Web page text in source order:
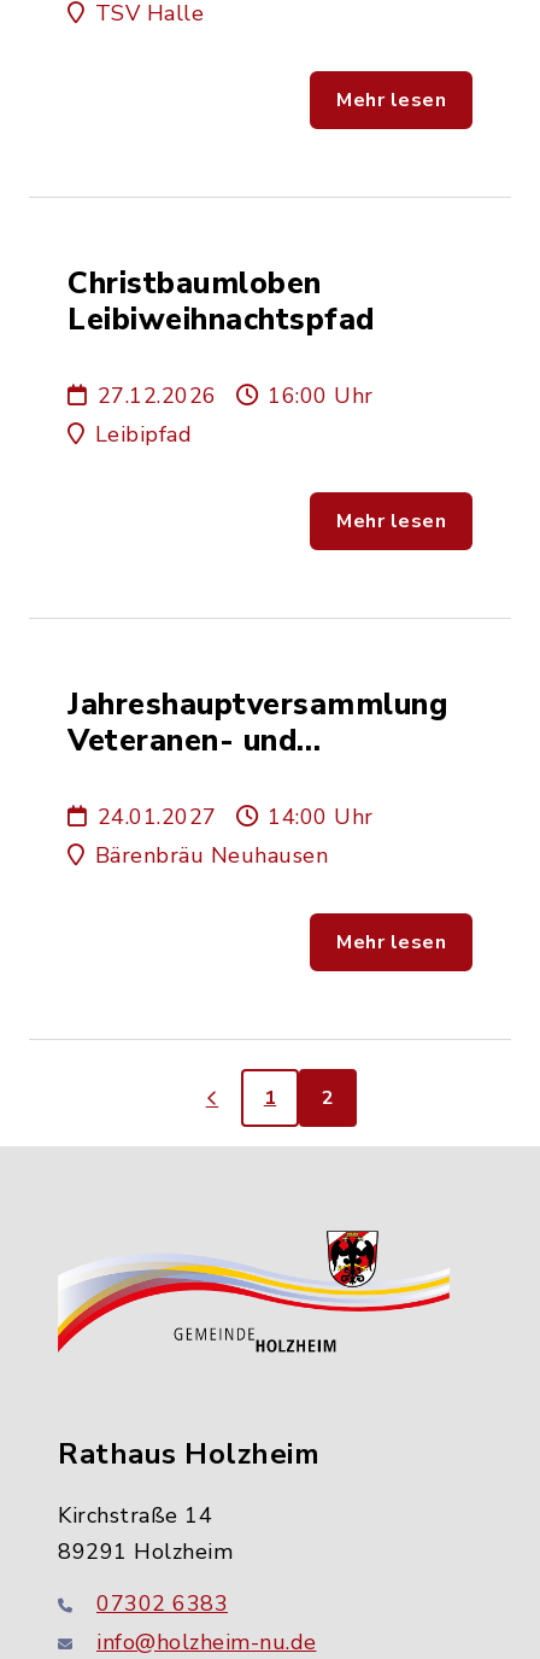
TSV Halle
Mehr lesen
Christbaumloben
Leibiweihnachtspfad
27.12.2026
16:00 Uhr
Leibipfad
Mehr lesen
Jahreshauptversammlung
Veteranen- und
24.01.2027
14:00 Uhr
Bärenbräu Neuhausen
Mehr lesen
1 2
Rathaus Holzheim
Kirchstraße 14
89291 Holzheim
07302 6383
info@holzheim-nu.de